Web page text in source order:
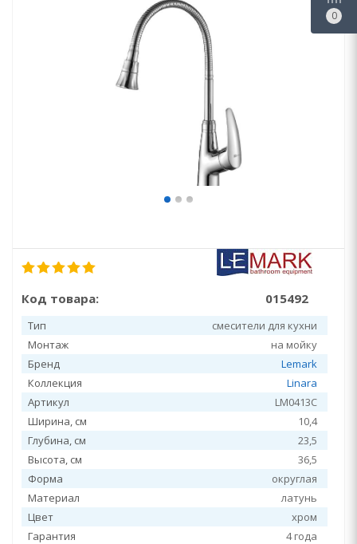
Код товара: 015492
Тип
смесители для кухни
Монтаж
на мойку
Бренд
Lemark
Коллекция
Linara
Артикул
LM0413C
Ширина, см
10,4
Глубина, см
23,5
Высота, см
36,5
Форма
округлая
Материал
латунь
Цвет
хром
Гарантия
4 года
0